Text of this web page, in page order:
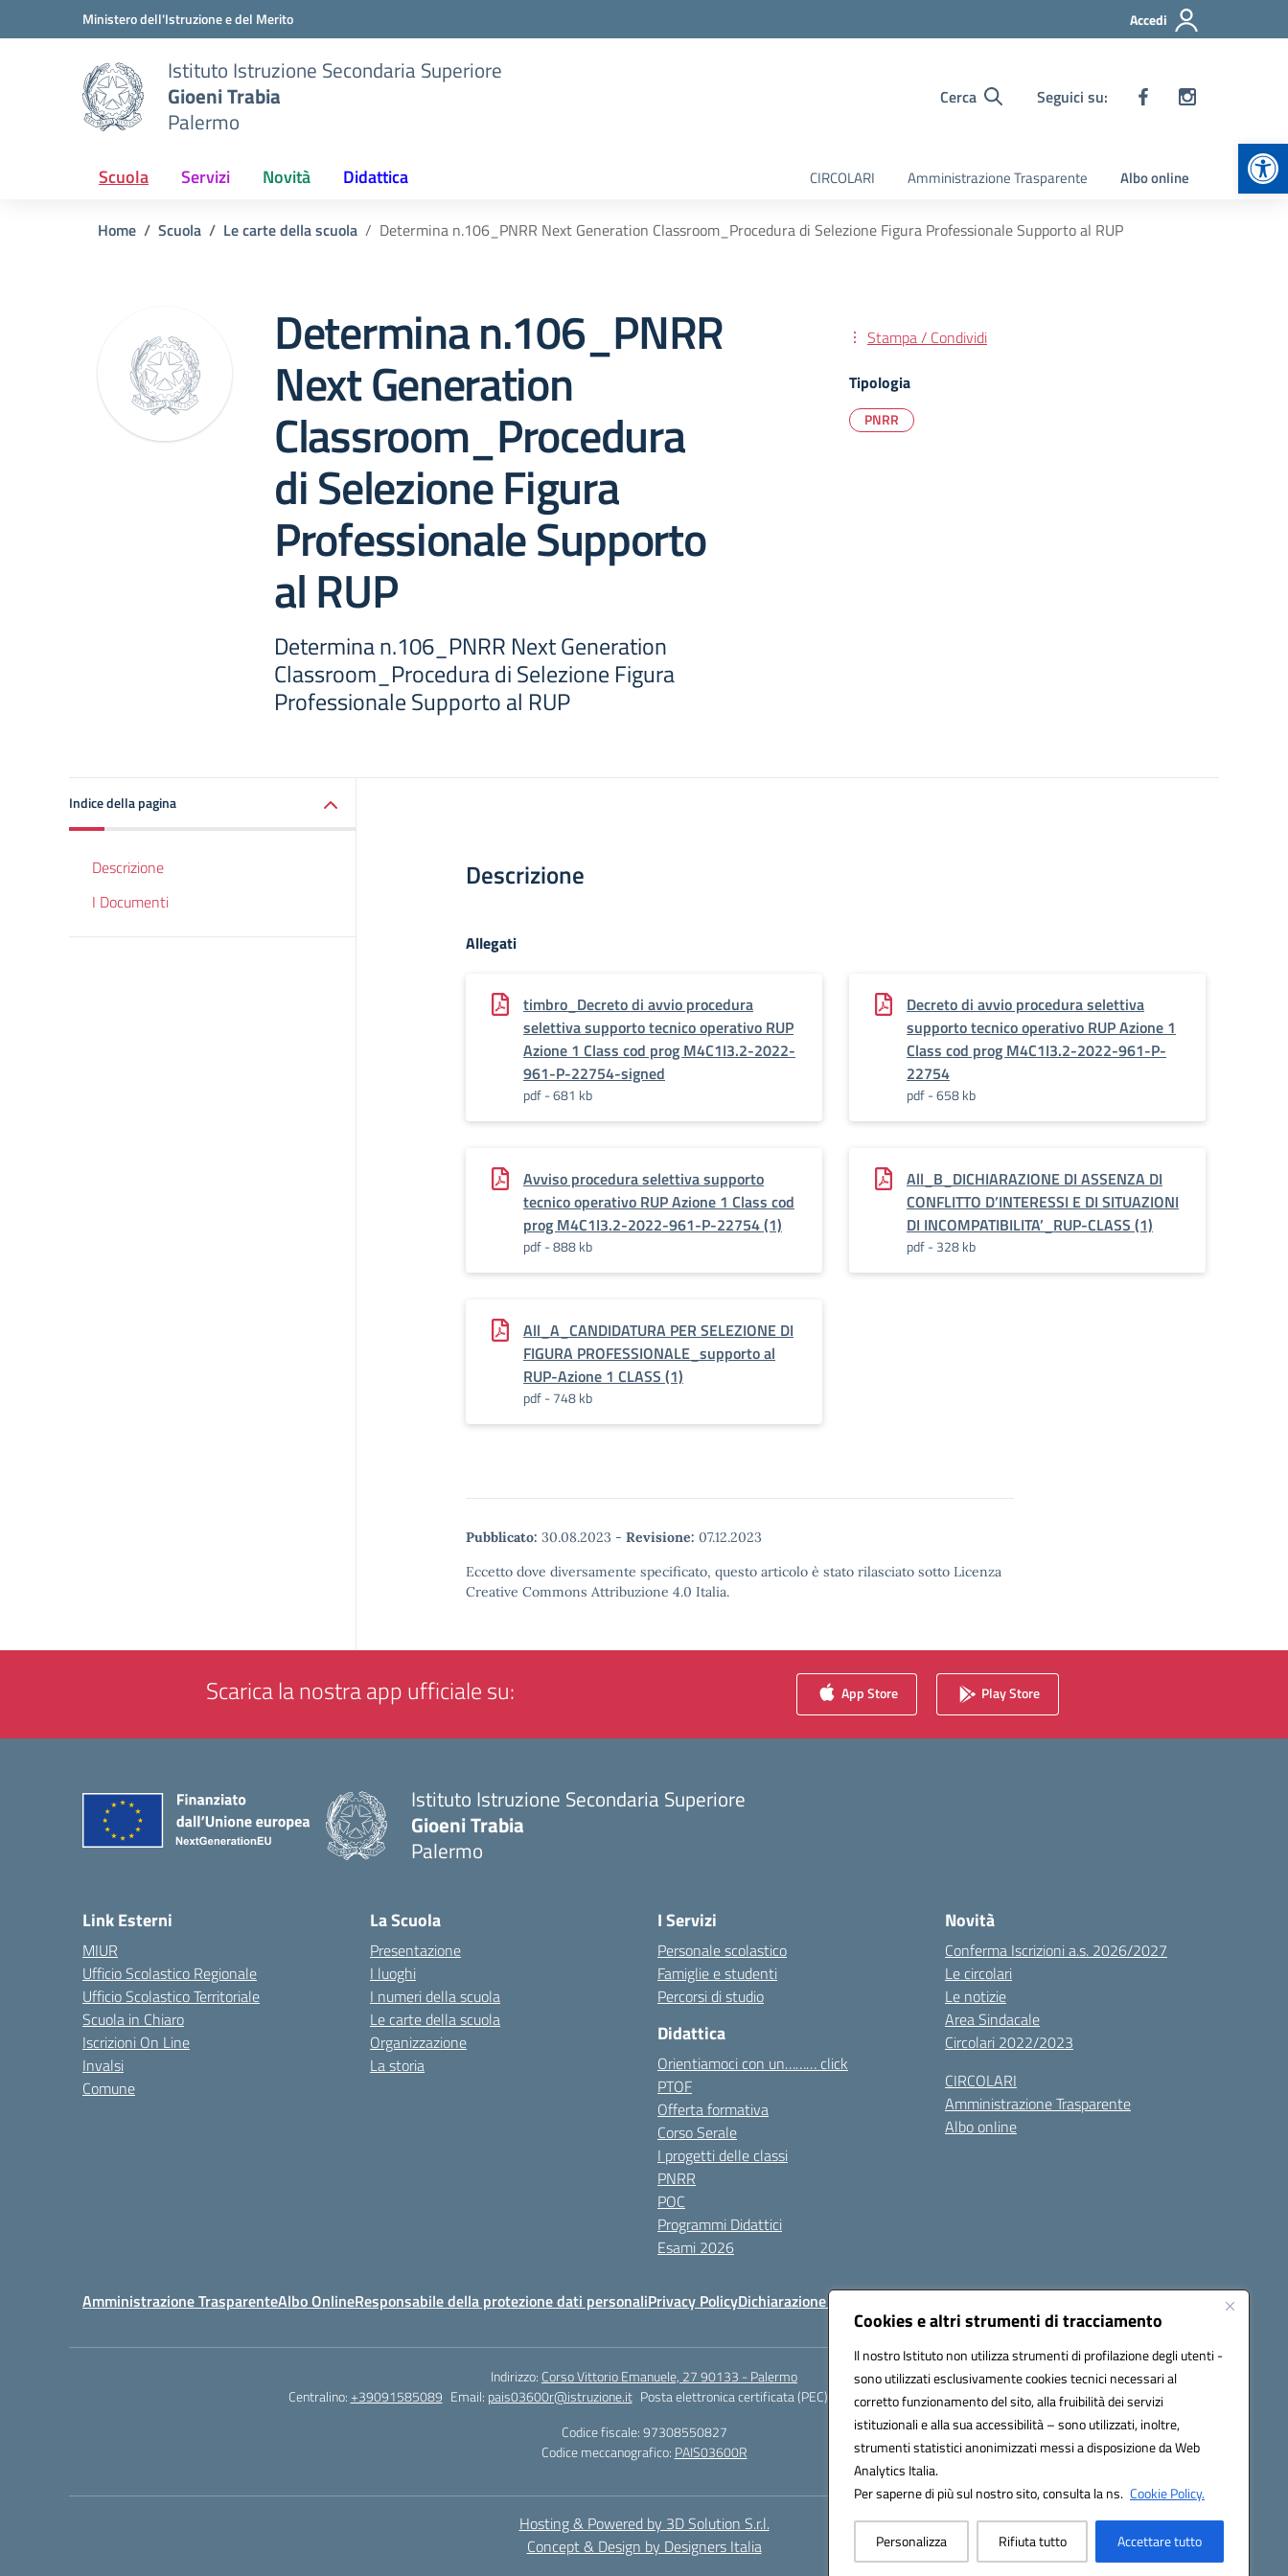
Cookies e altri strumenti di tracciamento
Il nostro Istituto non utilizza strumenti di profilazione degli utenti -
sono utilizzati esclusivamente cookies tecnici necessari al
corretto funzionamento del sito, alla fruibilità dei servizi
istituzionali e alla sua accessibilità – sono utilizzati, inoltre,
strumenti statistici anonimizzati messi a disposizione da Web
Analytics Italia.
Per saperne di più sul nostro sito, consulta la ns. Cookie Policy.
Personalizza Rifiuta tutto Accettare tutto
Vai ai contenuti
Vai al menu di navigazioneMinistero dell'Istruzione e del Merito Accedi
Istituto Istruzione Secondaria Superiore
Gioeni Trabia
Palermo
Cerca Seguici su:
Scuola Servizi Novità Didattica CIRCOLARI Amministrazione Trasparente Albo online
Home Scuola Le carte della scuola Determina n.106_PNRR Next Generation Classroom_Procedura di Selezione Figura Professionale Supporto al RUP
Determina n.106_PNRR
Next Generation
Classroom_Procedura
di Selezione Figura
Professionale Supporto
al RUP
Determina n.106_PNRR Next Generation
Classroom_Procedura di Selezione Figura
Professionale Supporto al RUP
Stampa / Condividi
Tipologia
PNRR
Indice della pagina
Descrizione
I Documenti
Descrizione
Allegati
timbro_Decreto di avvio procedura
selettiva supporto tecnico operativo RUP
Azione 1 Class cod prog M4C1I3.2-2022-
961-P-22754-signed
pdf - 681 kb
Decreto di avvio procedura selettiva
supporto tecnico operativo RUP Azione 1
Class cod prog M4C1I3.2-2022-961-P-
22754
pdf - 658 kb
Avviso procedura selettiva supporto
tecnico operativo RUP Azione 1 Class cod
prog M4C1I3.2-2022-961-P-22754 (1)
pdf - 888 kb
All_B_DICHIARAZIONE DI ASSENZA DI
CONFLITTO D’INTERESSI E DI SITUAZIONI
DI INCOMPATIBILITA’_RUP-CLASS (1)
pdf - 328 kb
All_A_CANDIDATURA PER SELEZIONE DI
FIGURA PROFESSIONALE_supporto al
RUP-Azione 1 CLASS (1)
pdf - 748 kb
Pubblicato: 30.08.2023 - Revisione: 07.12.2023
Eccetto dove diversamente specificato, questo articolo è stato rilasciato sotto Licenza
Creative Commons Attribuzione 4.0 Italia.
Scarica la nostra app ufficiale su: App Store Play Store
Istituto Istruzione Secondaria Superiore
Gioeni Trabia
Palermo
Link Esterni
MIUR
Ufficio Scolastico Regionale
Ufficio Scolastico Territoriale
Scuola in Chiaro
Iscrizioni On Line
Invalsi
Comune
La Scuola
Presentazione
I luoghi
I numeri della scuola
Le carte della scuola
Organizzazione
La storia
I Servizi
Personale scolastico
Famiglie e studenti
Percorsi di studio
Didattica
Orientiamoci con un……… click
PTOF
Offerta formativa
Corso Serale
I progetti delle classi
PNRR
POC
Programmi Didattici
Esami 2026
Novità
Conferma Iscrizioni a.s. 2026/2027
Le circolari
Le notizie
Area Sindacale
Circolari 2022/2023
CIRCOLARI
Amministrazione Trasparente
Albo online
Amministrazione TrasparenteAlbo OnlineResponsabile della protezione dati personaliPrivacy PolicyDichiarazione di accessibilità Seguici su:
Indirizzo: Corso Vittorio Emanuele, 27 90133 - Palermo
Centralino:+39091585089 Email: pais03600r@istruzione.it Posta elettronica certificata (PEC):
pais03600r@pec.istruzione.it
Codice fiscale: 97308550827
Codice meccanografico: PAIS03600R
Hosting & Powered by 3D Solution S.r.l.
Concept & Design by Designers Italia